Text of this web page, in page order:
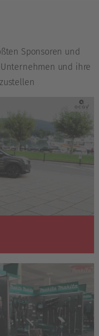
Sponsoren und
Unternehmen und ihre